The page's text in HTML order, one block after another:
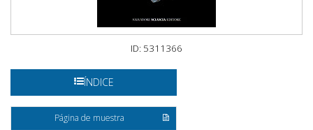
ID: 5311366
ÍNDICE
Página de muestra